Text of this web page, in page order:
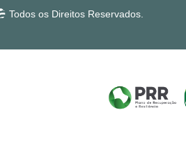
Todos os Direitos Reservados.